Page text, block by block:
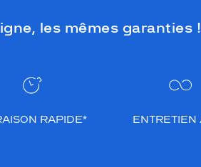
les mêmes garanties !
RAPIDE* ENTRETIEN